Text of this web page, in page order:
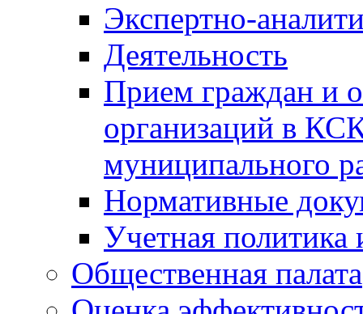
Экспертно-
Деятельность
Прием граждан и
организаций в
муниципального
Нормативные
Учетная политика
Общественная палата